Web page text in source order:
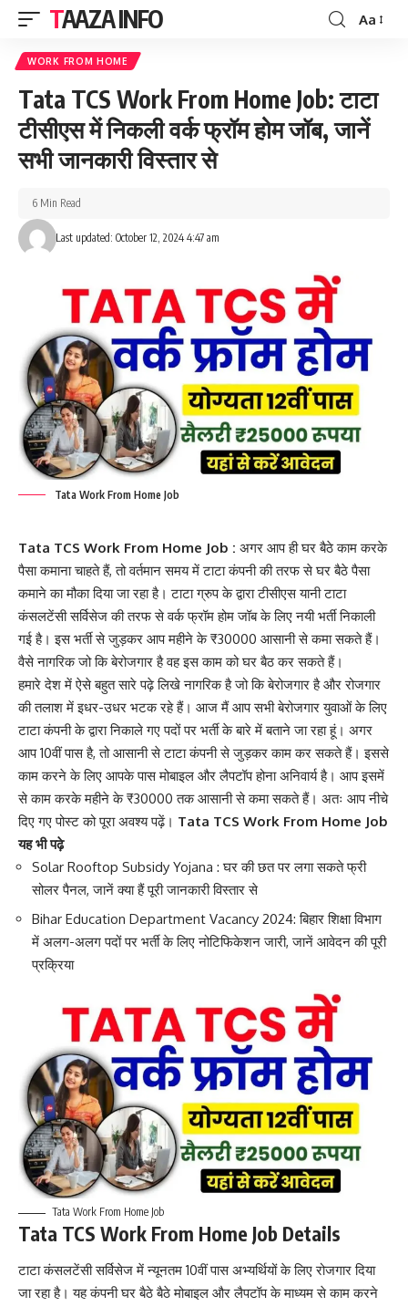
TAAZA INFO
Font
Aa
WORK FROM HOME
Tata TCS Work From Home Job: टाटा
टीसीएस में निकली वर्क फ्रॉम होम जॉब, जानें
सभी जानकारी विस्तार से
Last updated: October 12, 2024 4:47 am
6 Min Read
Tata Work From Home Job
Tata TCS Work From Home Job : अगर आप ही घर बैठे काम करके
पैसा कमाना चाहते हैं, तो वर्तमान समय में टाटा कंपनी की तरफ से घर बैठे पैसा
कमाने का मौका दिया जा रहा है। टाटा ग्रुप के द्वारा टीसीएस यानी टाटा
कंसलटेंसी सर्विसेज की तरफ से वर्क फ्रॉम होम जॉब के लिए नयी भर्ती निकाली
गई है। इस भर्ती से जुड़कर आप महीने के ₹30000 आसानी से कमा सकते हैं।
वैसे नागरिक जो कि बेरोजगार है वह इस काम को घर बैठ कर सकते हैं।
हमारे देश में ऐसे बहुत सारे पढ़े लिखे नागरिक है जो कि बेरोजगार है और रोजगार
की तलाश में इधर-उधर भटक रहे हैं। आज मैं आप सभी बेरोजगार युवाओं के लिए
टाटा कंपनी के द्वारा निकाले गए पदों पर भर्ती के बारे में बताने जा रहा हूं। अगर
आप 10वीं पास है, तो आसानी से टाटा कंपनी से जुड़कर काम कर सकते हैं। इससे
काम करने के लिए आपके पास मोबाइल और लैपटॉप होना अनिवार्य है। आप इसमें
से काम करके महीने के ₹30000 तक आसानी से कमा सकते हैं। अतः आप नीचे
दिए गए पोस्ट को पूरा अवश्य पढ़ें। Tata TCS Work From Home Job
यह भी पढ़े
Solar Rooftop Subsidy Yojana : घर की छत पर लगा सकते फ्री
सोलर पैनल, जानें क्या हैं पूरी जानकारी विस्तार से
Bihar Education Department Vacancy 2024: बिहार शिक्षा विभाग
में अलग-अलग पदों पर भर्ती के लिए नोटिफिकेशन जारी, जानें आवेदन की पूरी
प्रक्रिया
Tata Work From Home Job
Tata TCS Work From Home Job Details
टाटा कंसलटेंसी सर्विसेज में न्यूनतम 10वीं पास अभ्यर्थियों के लिए रोजगार दिया
जा रहा है। यह कंपनी घर बैठे बैठे मोबाइल और लैपटॉप के माध्यम से काम करने